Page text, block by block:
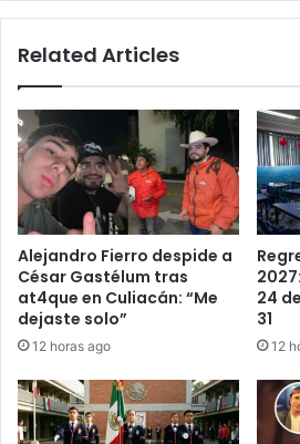
Related Articles
Alejandro Fierro despide a
César Gastélum tras
at4que en Culiacán: “Me
dejaste solo”
12 horas ago
24
31
12